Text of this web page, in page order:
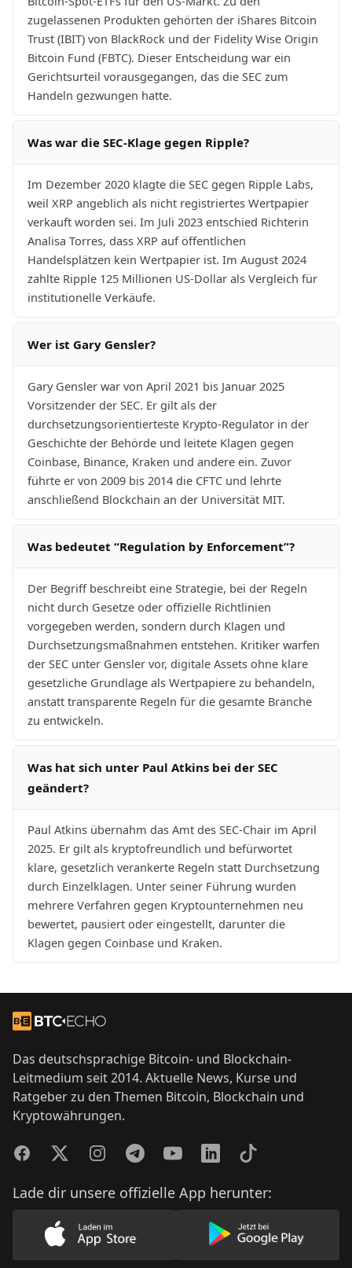
zugelassenen Produkten gehörten der iShares Bitcoin
Trust (IBIT) von BlackRock und der Fidelity Wise Origin
Bitcoin Fund (FBTC). Dieser Entscheidung war ein
Gerichtsurteil vorausgegangen, das die SEC zum
Handeln gezwungen hatte.
Was war die SEC-Klage gegen Ripple?
Im Dezember 2020 klagte die SEC gegen Ripple Labs,
weil XRP angeblich als nicht registriertes Wertpapier
verkauft worden sei. Im Juli 2023 entschied Richterin
Analisa Torres, dass XRP auf öffentlichen
Handelsplätzen kein Wertpapier ist. Im August 2024
zahlte Ripple 125 Millionen US-Dollar als Vergleich für
institutionelle Verkäufe.
Wer ist Gary Gensler?
Gary Gensler war von April 2021 bis Januar 2025
Vorsitzender der SEC. Er gilt als der
durchsetzungsorientierteste Krypto-Regulator in der
Geschichte der Behörde und leitete Klagen gegen
Coinbase, Binance, Kraken und andere ein. Zuvor
führte er von 2009 bis 2014 die CFTC und lehrte
anschließend Blockchain an der Universität MIT.
Was bedeutet “Regulation by Enforcement”?
Der Begriff beschreibt eine Strategie, bei der Regeln
nicht durch Gesetze oder offizielle Richtlinien
vorgegeben werden, sondern durch Klagen und
Durchsetzungsmaßnahmen entstehen. Kritiker warfen
der SEC unter Gensler vor, digitale Assets ohne klare
gesetzliche Grundlage als Wertpapiere zu behandeln,
anstatt transparente Regeln für die gesamte Branche
zu entwickeln.
Was hat sich unter Paul Atkins bei der SEC
geändert?
Paul Atkins übernahm das Amt des SEC-Chair im April
2025. Er gilt als kryptofreundlich und befürwortet
klare, gesetzlich verankerte Regeln statt Durchsetzung
durch Einzelklagen. Unter seiner Führung wurden
mehrere Verfahren gegen Kryptounternehmen neu
bewertet, pausiert oder eingestellt, darunter die
Klagen gegen Coinbase und Kraken.
Zur Startseite
Das deutschsprachige Bitcoin- und Blockchain-
Leitmedium seit 2014. Aktuelle News, Kurse und
Ratgeber zu den Themen Bitcoin, Blockchain und
Kryptowährungen.
FacebookTwitterInstagramTelegramYouTubeLinkedInTikTok
Lade dir unsere offizielle App herunter:
Lade unsere App im AppStore herunter
Lade unsere